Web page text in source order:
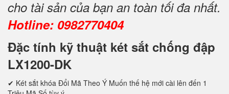
cho tài sản của bạn an toàn tối đa nhất.
Hotline: 0982770404
Đặc tính kỹ thuật két sắt chống đập
LX1200-DK
✔ Két sắt khóa Đổi Mã Theo Ý Muốn thế hệ mới cài lên đến 1